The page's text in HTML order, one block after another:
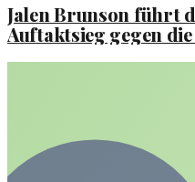
Jalen Brunson führt
Auftaktsieg gegen